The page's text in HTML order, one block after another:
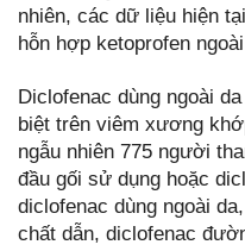
nhiên, các dữ liệu hiện
hỗn hợp ketoprofen
Diclofenac dùng ngoài
biệt trên viêm xương
ngẫu nhiên 775 người
đầu gối sử dụng hoặc
diclofenac dùng ngoài
chất dẫn, diclofenac